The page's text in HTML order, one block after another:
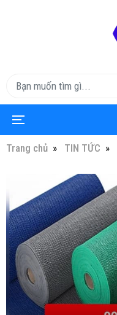
Trang chủ TIN TỨC